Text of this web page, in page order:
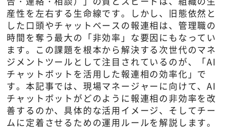
産性を左右する生命線です。しかし、旧態依然と
した口頭やチャットベースの報連相は、管理職の
時間を奪う最大の「非効率」な要因にもなってい
ます。この課題を根本から解決する次世代のマネ
ジメントツールとして注目されているのが、「AI
チャットボットを活用した報連相の効率化」で
す。本記事では、現場マネージャーに向けて、AI
チャットボットがどのように報連相の非効率を改
善するのか、具体的な活用イメージ、そしてチー
ムに定着させるための運用ルールを解説します。